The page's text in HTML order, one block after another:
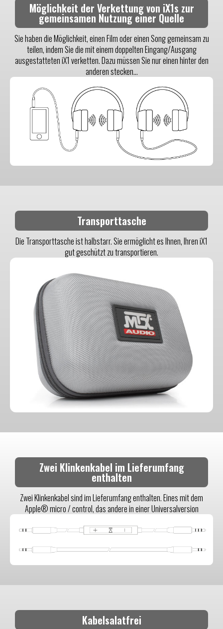
Möglichkeit der Verkettung von iX1s zur
gemeinsamen Nutzung einer Quelle
Sie haben die Möglichkeit, einen Film oder einen Song gemeinsam zu
teilen, indem Sie die mit einem doppelten Eingang/Ausgang
ausgestatteten iX1 verketten. Dazu müssen Sie nur einen hinter den
anderen stecken...
Transporttasche
Die Transporttasche ist halbstarr. Sie ermöglicht es Ihnen, Ihren iX1
gut geschützt zu transportieren.
Zwei Klinkenkabel im Lieferumfang
enthalten
Zwei Klinkenkabel sind im Lieferumfang enthalten. Eines mit dem
Apple® micro / control, das andere in einer Universalversion
Kabelsalatfrei